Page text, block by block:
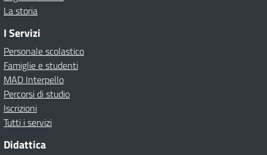
La storia
I Servizi
Personale scolastico
Famiglie e studenti
MAD Interpello
Percorsi di studio
Iscrizioni
Tutti i servizi
Didattica